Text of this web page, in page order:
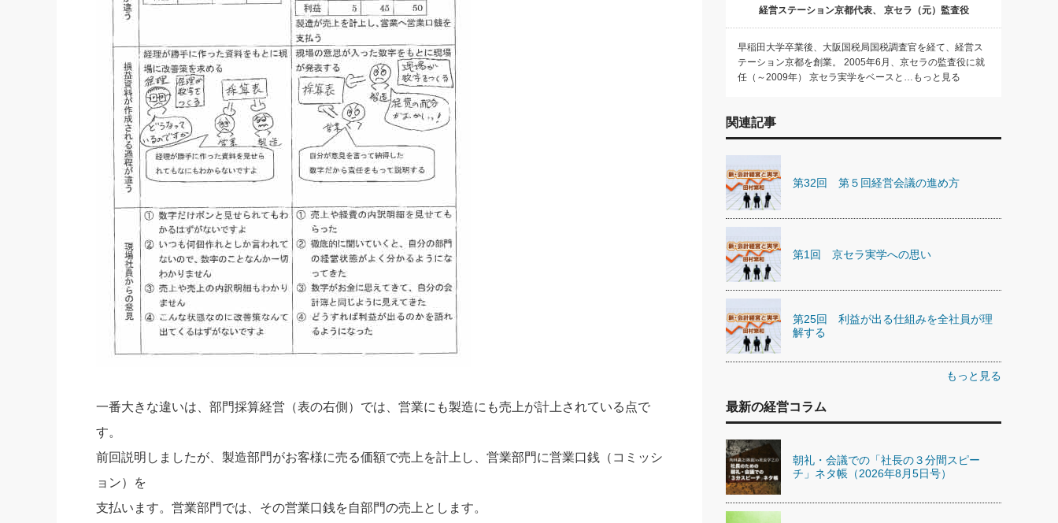
一番大きな違いは、部門採算経営（表の右側）では、営業にも製造にも売上が計上されている点で
す。
前回説明しましたが、製造部門がお客様に売る価額で売上を計上し、営業部門に営業口銭（コミッシ
ョン）を
支払います。営業部門では、その営業口銭を自部門の売上とします。
経営ステーション京都代表、 京セラ（元）監査役
早稲田大学卒業後、大阪国税局国税調査官を経て、経営ス
テーション京都を創業。 2005年6月、京セラの監査役に就
任（～2009年） 京セラ実学をベースと…もっと見る
関連記事
第32回 第５回経営会議の進め方
第1回 京セラ実学への思い
第25回 利益が出る仕組みを全社員が理
解する
もっと見る
最新の経営コラム
朝礼・会議での「社長の３分間スピー
チ」ネタ帳（2026年8月5日号）